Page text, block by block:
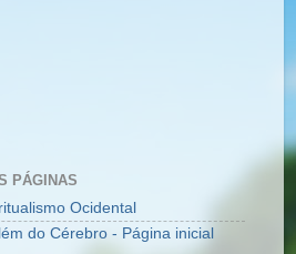
PÁGINAS
Ocidental
do Cérebro - Página inicial